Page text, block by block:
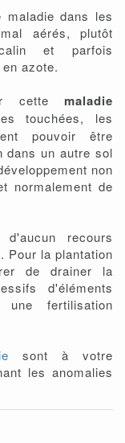
maladie dans les
aérés, plutôt
et parfois
azote.
cette maladie
touchées, les
pouvoir être
dans un autre sol
non
normalement de
recours
Pour la plantation
de drainer la
d'éléments
fertilisation
sont à votre
les anomalies